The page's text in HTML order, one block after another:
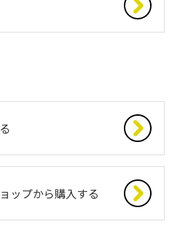
ップから購入する